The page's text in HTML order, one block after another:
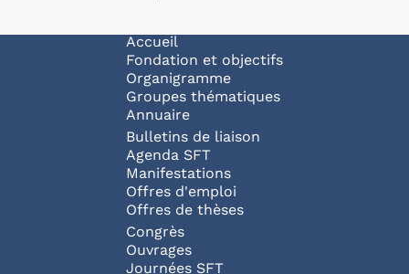
Navigation principale
Accueil
Fondation et objectifs
Organigramme
Groupes thématiques
Annuaire
Bulletins de liaison
Agenda SFT
Manifestations
Offres d'emploi
Offres de thèses
Congrès
Ouvrages
Journées SFT